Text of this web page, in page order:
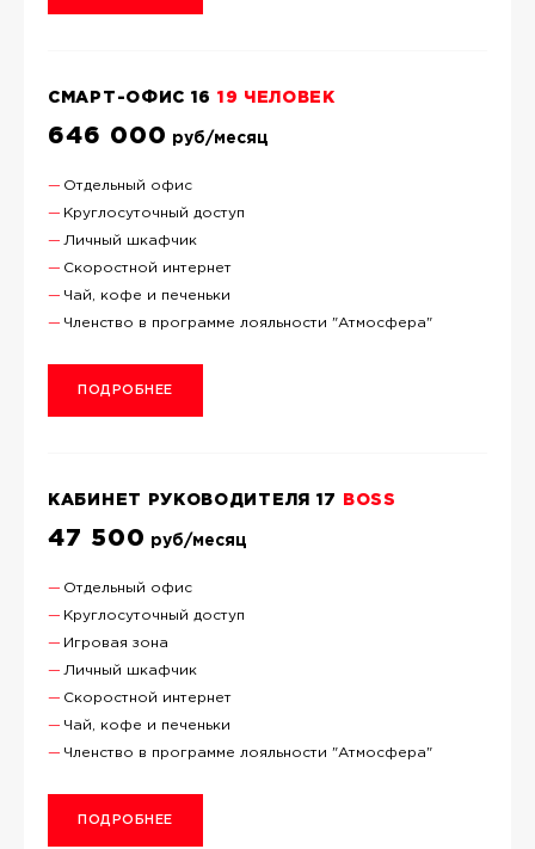
СМАРТ-ОФИС 16 19 ЧЕЛОВЕК
646 000 руб/месяц
Отдельный офис
Круглосуточный доступ
Личный шкафчик
Скоростной интернет
Чай, кофе и печеньки
Членство в программе лояльности "Атмосфера"
ПОДРОБНЕЕ
КАБИНЕТ РУКОВОДИТЕЛЯ 17 BOSS
47 500 руб/месяц
Отдельный офис
Круглосуточный доступ
Игровая зона
Личный шкафчик
Скоростной интернет
Чай, кофе и печеньки
Членство в программе лояльности "Атмосфера"
ПОДРОБНЕЕ